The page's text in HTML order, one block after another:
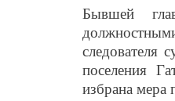
Бывшей
следователя
поселения
избрана мера